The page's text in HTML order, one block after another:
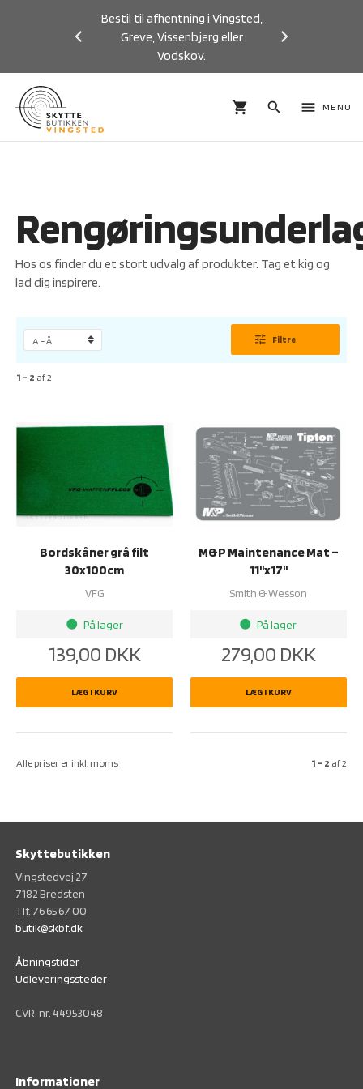
Bestil til afhentning i Vingsted,
Greve, Vissenbjerg eller
Vodskov.
Previous
shopping_cart search menu MENU
Hos os finder du et stort udvalg af produkter. Tag et kig og
lad dig inspirere.
tune Filtre
1 - 2 af2
Bordskåner grå filt
30x100cm
VFG
brightness_1 På lager
139,00 DKK
LÆG I KURV
M&P Maintenance Mat –
11''x17''
Smith & Wesson
brightness_1 På lager
279,00 DKK
LÆG I KURV
Alle priser er inkl. moms 1 - 2 af2
Skyttebutikken
Vingstedvej 27
7182 Bredsten
Tlf. 76 65 67 00
butik@skbf.dk
Åbningstider
Udleveringssteder
CVR. nr. 44953048
Informationer